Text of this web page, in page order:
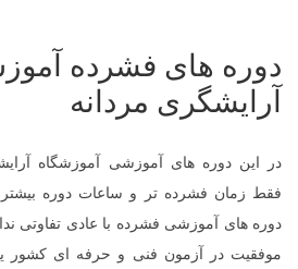
دوره های فشرده
آرایشگری مردانه
در این دوره های آموزشی آموزشگاه
فقط زمان فشرده تر و ساعات دوره
دوره های آموزشی فشرده با عادی تفاوتی
موفقیت در آزمون فنی و حرفه ای کشور